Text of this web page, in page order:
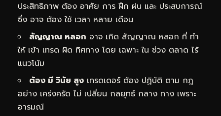
ประสิทธิภาพ ต้อง อาศัย การ ฝึก ฝน และ ประสบการณ์
ซึ่ง อาจ ต้อง ใช้ เวลา หลาย เดือน
สัญญาณ หลอก อาจ เกิด สัญญาณ หลอก ที่ ทำ
ให้ เข้า เทรด ผิด ทิศทาง โดย เฉพาะ ใน ช่วง ตลาด ไร้
แนวโน้ม
ต้อง มี วินัย สูง เทรดเดอร์ ต้อง ปฏิบัติ ตาม กฎ
อย่าง เคร่งครัด ไม่ เปลี่ยน กลยุทธ์ กลาง ทาง เพราะ
อารมณ์